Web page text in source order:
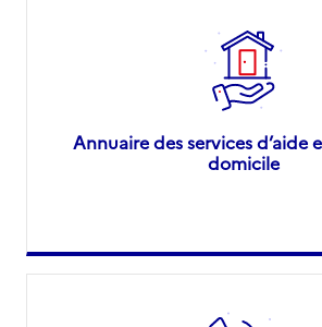
Annuaire des services d’aide
domicile